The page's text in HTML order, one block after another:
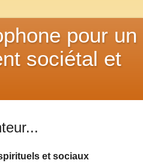
pour un
sociétal et
et sociaux